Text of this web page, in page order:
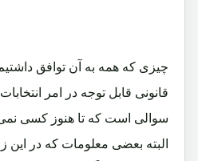
چیزی که همه به آن توافق
قانونی قابل توجه در امر
سوالی است که تا هنوز کسی نمی
البته بعضی معلومات که در این